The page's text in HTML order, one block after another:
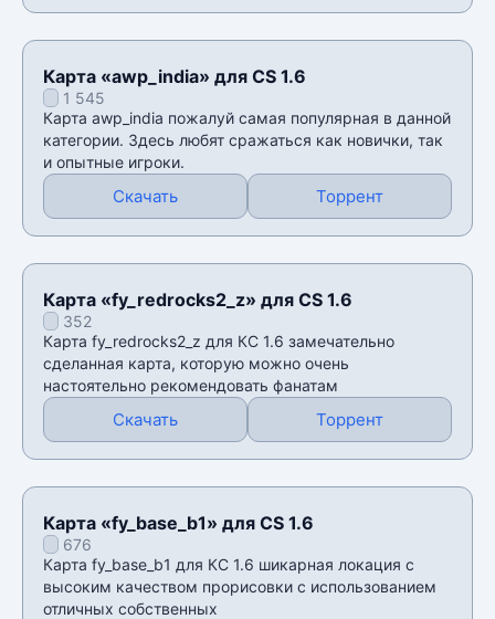
Карта «awp_india» для CS 1.6
1 545
Карта awp_india пожалуй самая популярная в данной
категории. Здесь любят сражаться как новички, так
и опытные игроки.
Скачать Торрент
Карта «fy_redrocks2_z» для CS 1.6
352
Карта fy_redrocks2_z для КС 1.6 замечательно
сделанная карта, которую можно очень
настоятельно рекомендовать фанатам
Скачать Торрент
Карта «fy_base_b1» для CS 1.6
676
Карта fy_base_b1 для КС 1.6 шикарная локация с
высоким качеством прорисовки с использованием
отличных собственных